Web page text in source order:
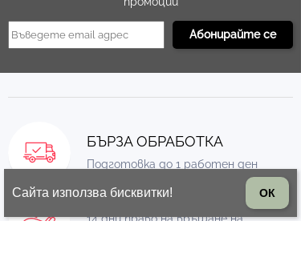
БЪРЗА ОБРАБОТКА
Подготовка до 1 работен ден
ВРЪЩАНЕ НА СТОКА
14 дни право на връщане на
Сайта използва бисквитки! ОК